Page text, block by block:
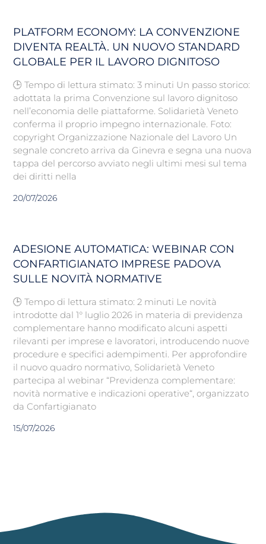
PLATFORM ECONOMY: LA CONVENZIONE
DIVENTA REALTÀ. UN NUOVO STANDARD
GLOBALE PER IL LAVORO DIGNITOSO
🕒 Tempo di lettura stimato: 3 minuti Un passo storico:
adottata la prima Convenzione sul lavoro dignitoso
nell’economia delle piattaforme. Solidarietà Veneto
conferma il proprio impegno internazionale. Foto:
copyright Organizzazione Nazionale del Lavoro Un
segnale concreto arriva da Ginevra e segna una nuova
tappa del percorso avviato negli ultimi mesi sul tema
dei diritti nella
20/07/2026
ADESIONE AUTOMATICA: WEBINAR CON
CONFARTIGIANATO IMPRESE PADOVA
SULLE NOVITÀ NORMATIVE
🕒 Tempo di lettura stimato: 2 minuti Le novità
introdotte dal 1° luglio 2026 in materia di previdenza
complementare hanno modificato alcuni aspetti
rilevanti per imprese e lavoratori, introducendo nuove
procedure e specifici adempimenti. Per approfondire
il nuovo quadro normativo, Solidarietà Veneto
partecipa al webinar “Previdenza complementare:
novità normative e indicazioni operative“, organizzato
da Confartigianato
15/07/2026